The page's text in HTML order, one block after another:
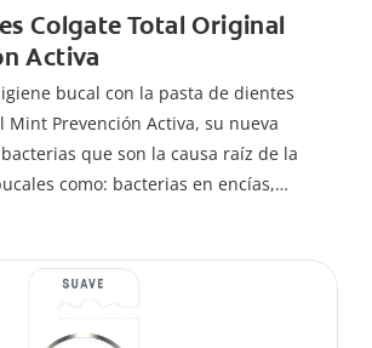
Colgate Total Original
Activa
bucal con la pasta de dientes
Mint Prevención Activa, su nueva
que son la causa raíz de la
como: bacterias en encías,